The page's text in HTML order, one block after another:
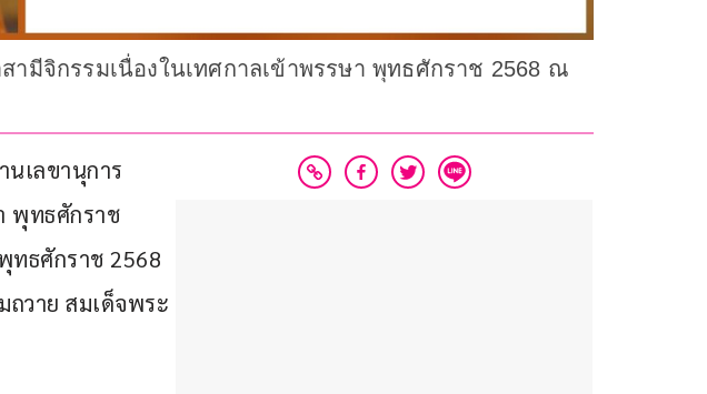
ามีจิกรรมเนื่องในเทศกาลเข้าพรรษา พุทธศักราช 2568 ณ
นเลขานุการ
พุทธศักราช
ทธศักราช 2568
ถวาย สมเด็จพระ